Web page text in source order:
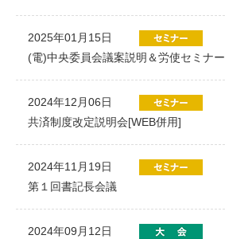
2025年01月15日
(電)中央委員会議案説明＆労使セミナー
2024年12月06日
共済制度改定説明会[WEB併用]
2024年11月19日
第１回書記長会議
2024年09月12日